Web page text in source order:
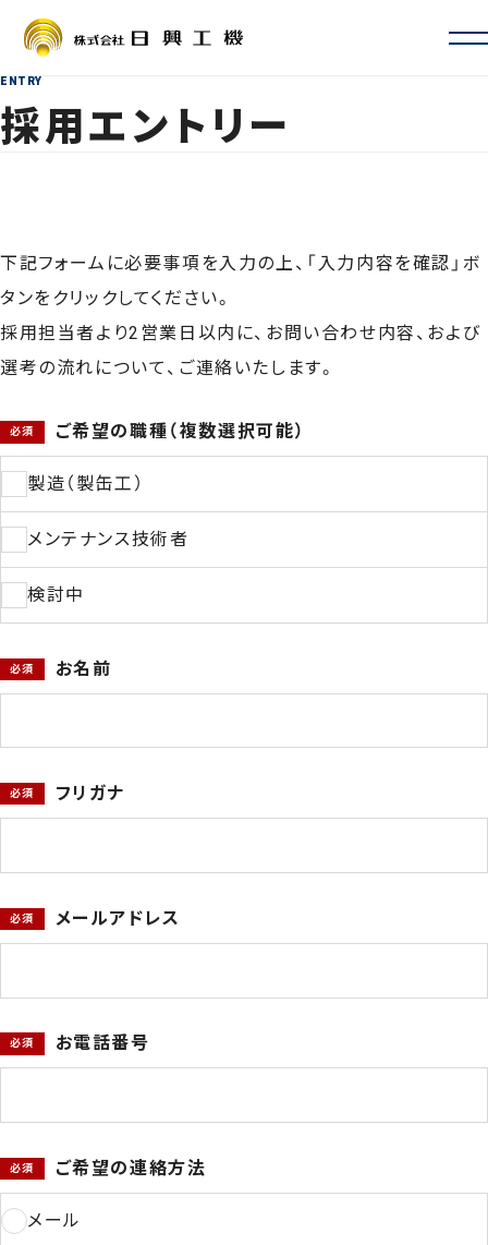
会社概要・沿革
お取引先一覧
新設・増設・リニューアル
修理・カスタマイズ
その他サービス
採用情報
044-211-0331
ENTRY
採用エントリー
下記フォームに必要事項を入力の上、「入力内容を確認」ボ
タンをクリックしてください。
採用担当者より2営業日以内に、お問い合わせ内容、および
選考の流れについて、ご連絡いたします。
ご希望の職種（複数選択可能）
製造（製缶工）
メンテナンス技術者
検討中
お名前
フリガナ
メールアドレス
お電話番号
ご希望の連絡方法
メール